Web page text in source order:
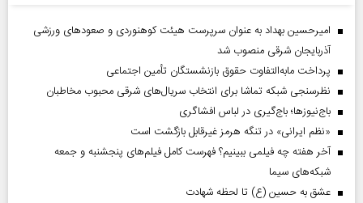
امیرحسین بهداد به عنوان سرپرست هیئت کوهنوردی و صعودهای ورزشی
آذربایجان شرقی منصوب شد
پرداخت مابه‌التفاوت حقوق بازنشستگان تأمین اجتماعی
نظرسنجی شبکه تماشا برای انتخاب سریال‌های شرقی محبوب مخاطبان
باج‌نیوزها؛ باج‌گیری در لباس افشاگری
«نظم ایرانی» در تنگه هرمز غیرقابل بازگشت است
آخر هفته چه فیلمی ببینیم؟ فهرست کامل فیلم‌های پنجشنبه و جمعه
شبکه‌های سیما
عشق به حسین (ع) تا لحظه شهادت